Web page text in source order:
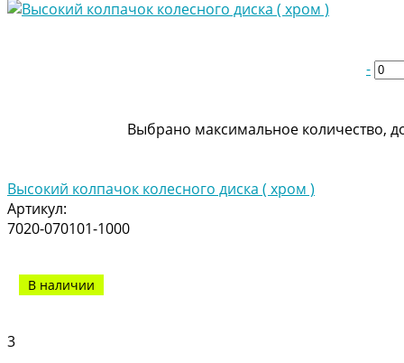
-
Выбрано максимальное количество,
Высокий колпачок колесного диска ( хром )
Артикул:
7020-070101-1000
В наличии
3